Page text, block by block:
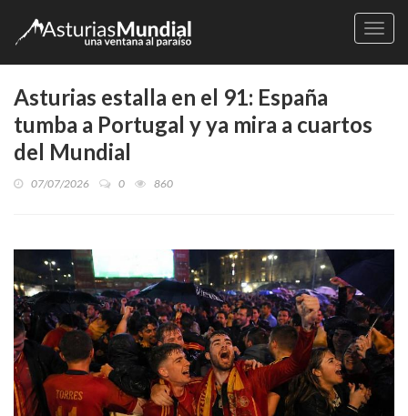
Asturias estalla en el 91: España
tumba a Portugal y ya mira a cuartos
del Mundial
07/07/2026 0 860